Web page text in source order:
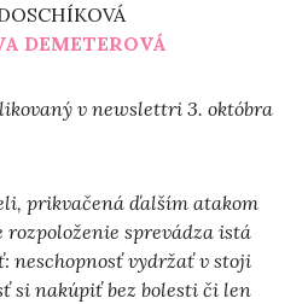
DEMETEROVÁ
v newslettri 3. októbra
prikvačená ďalším atakom
rozpoloženie sprevádza istá
neschopnosť vydržať v stoji
si nakúpiť bez bolesti či len